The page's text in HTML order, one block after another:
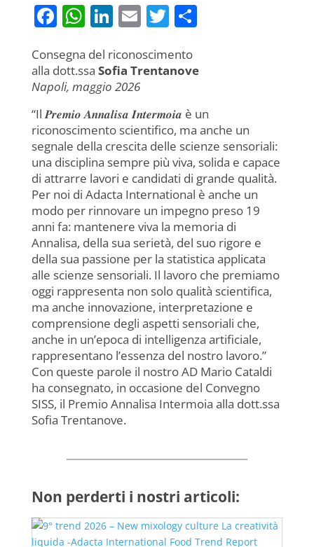
F
c
e
b
o
o
k
W
at
s
A
p
p
Li
k
e
dI
n
E
ai
l
T
itt
er
C
n
di
vi
di
Consegna del riconoscimento
alla dott.ssa Sofia Trentanove
Napoli, maggio 2026
“Il 𝑷𝒓𝒆𝒎𝒊𝒐 𝑨𝒏𝒏𝒂𝒍𝒊𝒔𝒂 𝑰𝒏𝒕𝒆𝒓𝒎𝒐𝒊𝒂 è un
riconoscimento scientifico, ma anche un
segnale della crescita delle scienze sensoriali:
una disciplina sempre più viva, solida e capace
di attrarre lavori e candidati di grande qualità.
Per noi di Adacta International è anche un
modo per rinnovare un impegno preso 19
anni fa: mantenere viva la memoria di
Annalisa, della sua serietà, del suo rigore e
della sua passione per la statistica applicata
alle scienze sensoriali. Il lavoro che premiamo
oggi rappresenta non solo qualità scientifica,
ma anche innovazione, interpretazione e
comprensione degli aspetti sensoriali che,
anche in un’epoca di intelligenza artificiale,
rappresentano l’essenza del nostro lavoro.”
Con queste parole il nostro AD Mario Cataldi
ha consegnato, in occasione del Convegno
SISS, il Premio Annalisa Intermoia alla dott.ssa
Sofia Trentanove.
Non perderti i nostri articoli: